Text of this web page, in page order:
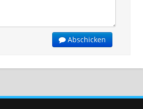
Abschicken